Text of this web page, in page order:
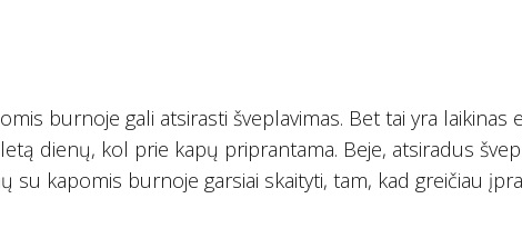
burnoje gali atsirasti šveplavimas. Bet tai yra laikinas
dienų, kol prie kapų priprantama. Beje, atsiradus
su kapomis burnoje garsiai skaityti, tam, kad greičiau